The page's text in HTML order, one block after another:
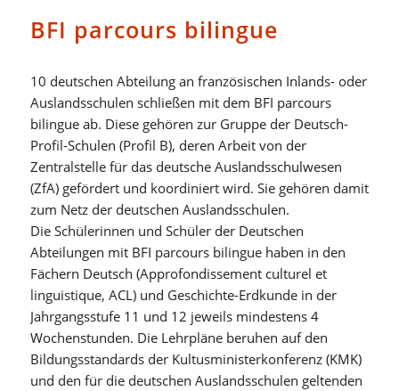
BFI parcours bilingue
10 deutschen Abteilung an französischen Inlands- oder
Auslandsschulen schließen mit dem BFI parcours
bilingue ab. Diese gehören zur Gruppe der Deutsch-
Profil-Schulen (Profil B), deren Arbeit von der
Zentralstelle für das deutsche Auslandsschulwesen
(ZfA) gefördert und koordiniert wird. Sie gehören damit
zum Netz der deutschen Auslandsschulen.
Die Schülerinnen und Schüler der Deutschen
Abteilungen mit BFI parcours bilingue haben in den
Fächern Deutsch (Approfondissement culturel et
linguistique, ACL) und Geschichte-Erdkunde in der
Jahrgangsstufe 11 und 12 jeweils mindestens 4
Wochenstunden. Die Lehrpläne beruhen auf den
Bildungsstandards der Kultusministerkonferenz (KMK)
und den für die deutschen Auslandsschulen geltenden